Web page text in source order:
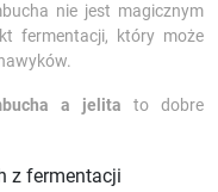
nie jest magicznym
fermentacji, który może
a jelita to dobre
z fermentacji